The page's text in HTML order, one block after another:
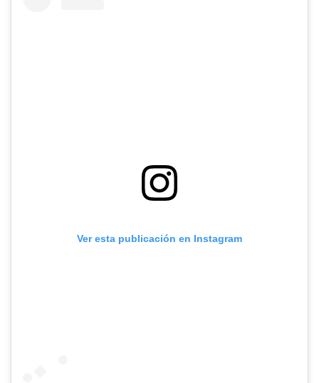
Ver esta publicación en Instagram